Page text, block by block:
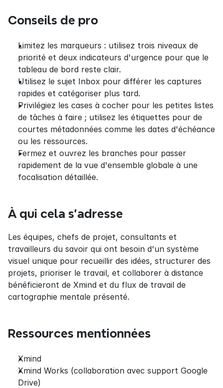
Conseils de pro
Limitez les marqueurs : utilisez trois niveaux de
priorité et deux indicateurs d'urgence pour que le
tableau de bord reste clair.
Utilisez le sujet Inbox pour différer les captures
rapides et catégoriser plus tard.
Privilégiez les cases à cocher pour les petites listes
de tâches à faire ; utilisez les étiquettes pour de
courtes métadonnées comme les dates d'échéance
ou les ressources.
Fermez et ouvrez les branches pour passer
rapidement de la vue d'ensemble globale à une
focalisation détaillée.
À qui cela s'adresse
Les équipes, chefs de projet, consultants et
travailleurs du savoir qui ont besoin d'un système
visuel unique pour recueillir des idées, structurer des
projets, prioriser le travail, et collaborer à distance
bénéficieront de Xmind et du flux de travail de
cartographie mentale présenté.
Ressources mentionnées
Xmind
Xmind Works (collaboration avec support Google
Drive)